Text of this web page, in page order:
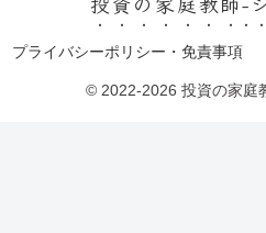
プライバシーポリシー・免責事項
© 2022-2026 投資の家庭